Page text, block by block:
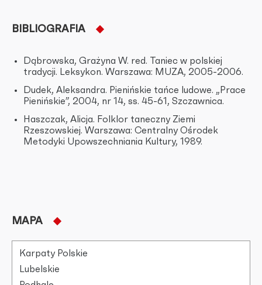
BIBLIOGRAFIA
Dąbrowska, Grażyna W. red. Taniec w polskiej
tradycji. Leksykon. Warszawa: MUZA, 2005-2006.
Dudek, Aleksandra. Pienińskie tańce ludowe. „Prace
Pienińskie”, 2004, nr 14, ss. 45-61, Szczawnica.
Haszczak, Alicja. Folklor taneczny Ziemi
Rzeszowskiej. Warszawa: Centralny Ośrodek
Metodyki Upowszechniania Kultury, 1989.
MAPA
Karpaty Polskie
Lubelskie